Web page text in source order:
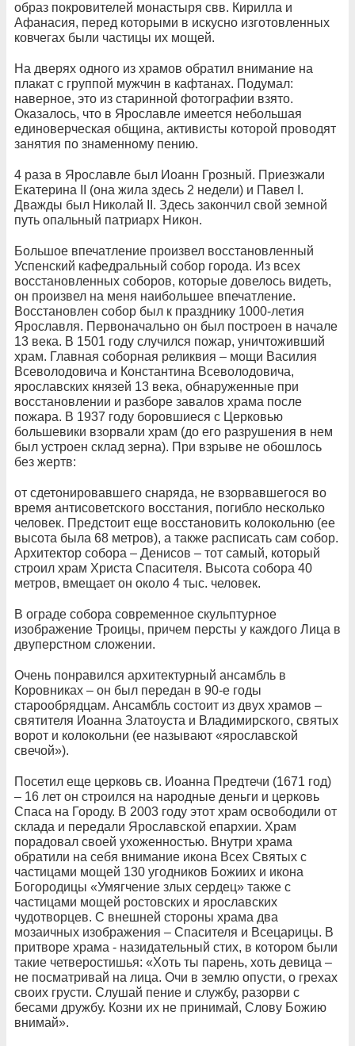
образ покровителей монастыря свв. Кирилла и
Афанасия, перед которыми в искусно изготовленных
ковчегах были частицы их мощей.
На дверях одного из храмов обратил внимание на
плакат с группой мужчин в кафтанах. Подумал:
наверное, это из старинной фотографии взято.
Оказалось, что в Ярославле имеется небольшая
единоверческая община, активисты которой проводят
занятия по знаменному пению.
4 раза в Ярославле был Иоанн Грозный. Приезжали
Екатерина II (она жила здесь 2 недели) и Павел I.
Дважды был Николай II. Здесь закончил свой земной
путь опальный патриарх Никон.
Большое впечатление произвел восстановленный
Успенский кафедральный собор города. Из всех
восстановленных соборов, которые довелось видеть,
он произвел на меня наибольшее впечатление.
Восстановлен собор был к празднику 1000-летия
Ярославля. Первоначально он был построен в начале
13 века. В 1501 году случился пожар, уничтоживший
храм. Главная соборная реликвия – мощи Василия
Всеволодовича и Константина Всеволодовича,
ярославских князей 13 века, обнаруженные при
восстановлении и разборе завалов храма после
пожара. В 1937 году боровшиеся с Церковью
большевики взорвали храм (до его разрушения в нем
был устроен склад зерна). При взрыве не обошлось
без жертв:
от сдетонировавшего снаряда, не взорвавшегося во
время антисоветского восстания, погибло несколько
человек. Предстоит еще восстановить колокольню (ее
высота была 68 метров), а также расписать сам собор.
Архитектор собора – Денисов – тот самый, который
строил храм Христа Спасителя. Высота собора 40
метров, вмещает он около 4 тыс. человек.
В ограде собора современное скульптурное
изображение Троицы, причем персты у каждого Лица в
двуперстном сложении.
Очень понравился архитектурный ансамбль в
Коровниках – он был передан в 90-е годы
старообрядцам. Ансамбль состоит из двух храмов –
святителя Иоанна Златоуста и Владимирского, святых
ворот и колокольни (ее называют «ярославской
свечой»).
Посетил еще церковь св. Иоанна Предтечи (1671 год)
– 16 лет он строился на народные деньги и церковь
Спаса на Городу. В 2003 году этот храм освободили от
склада и передали Ярославской епархии. Храм
порадовал своей ухоженностью. Внутри храма
обратили на себя внимание икона Всех Святых с
частицами мощей 130 угодников Божиих и икона
Богородицы «Умягчение злых сердец» также с
частицами мощей ростовских и ярославских
чудотворцев. С внешней стороны храма два
мозаичных изображения – Спасителя и Всецарицы. В
притворе храма - назидательный стих, в котором были
такие четверостишья: «Хоть ты парень, хоть девица –
не посматривай на лица. Очи в землю опусти, о грехах
своих грусти. Слушай пение и службу, разорви с
бесами дружбу. Козни их не принимай, Слову Божию
внимай».